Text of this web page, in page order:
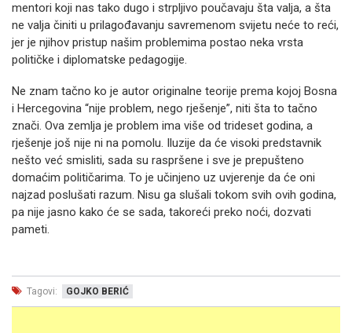
mentori koji nas tako dugo i strpljivo poučavaju šta valja, a šta
ne valja činiti u prilagođavanju savremenom svijetu neće to reći,
jer je njihov pristup našim problemima postao neka vrsta
političke i diplomatske pedagogije.
Ne znam tačno ko je autor originalne teorije prema kojoj Bosna
i Hercegovina “nije problem, nego rješenje”, niti šta to tačno
znači. Ova zemlja je problem ima više od trideset godina, a
rješenje još nije ni na pomolu. Iluzije da će visoki predstavnik
nešto već smisliti, sada su raspršene i sve je prepušteno
domaćim političarima. To je učinjeno uz uvjerenje da će oni
najzad poslušati razum. Nisu ga slušali tokom svih ovih godina,
pa nije jasno kako će se sada, takoreći preko noći, dozvati
pameti.
Tagovi: GOJKO BERIĆ